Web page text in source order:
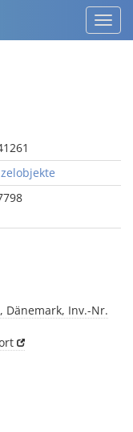
Dänemark, Inv.-Nr.